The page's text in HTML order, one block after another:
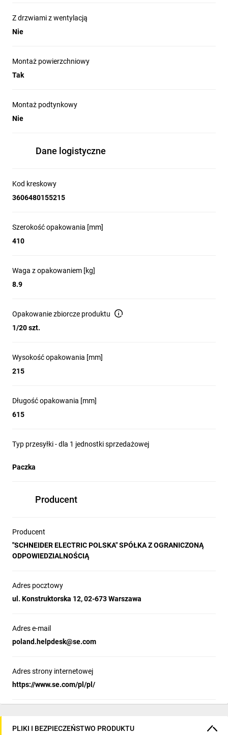
Z drzwiami z wentylacją
Nie
Montaż powierzchniowy
Tak
Montaż podtynkowy
Nie
Dane logistyczne
Kod kreskowy
3606480155215
Szerokość opakowania [mm]
410
Waga z opakowaniem [kg]
8.9
Opakowanie zbiorcze produktu
1/20 szt.
Wysokość opakowania [mm]
215
Długość opakowania [mm]
615
Typ przesyłki - dla 1 jednostki sprzedażowej
Paczka
Producent
Producent
"SCHNEIDER ELECTRIC POLSKA" SPÓŁKA Z OGRANICZONĄ
ODPOWIEDZIALNOŚCIĄ
Adres pocztowy
ul. Konstruktorska 12, 02-673 Warszawa
Adres e-mail
poland.helpdesk@se.com
Adres strony internetowej
https://www.se.com/pl/pl/
PLIKI I BEZPIECZEŃSTWO PRODUKTU